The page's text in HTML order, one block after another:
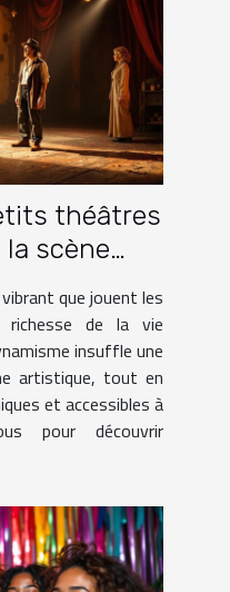
théâtres
scène
que jouent les
de la vie
insuffle une
artistique, tout en
et accessibles à
pour découvrir